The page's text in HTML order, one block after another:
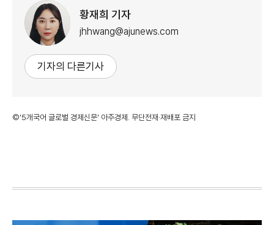
황재희 기자
jhhwang@ajunews.com
기자의 다른기사
©'5개국어 글로벌 경제신문' 아주경제. 무단전재·재배포 금지